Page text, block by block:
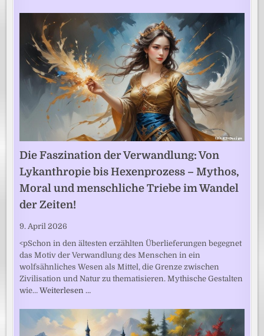
Die Faszination der Verwandlung: Von
Lykanthropie bis Hexenprozess – Mythos,
Moral und menschliche Triebe im Wandel
der Zeiten!
9. April 2026
<pSchon in den ältesten erzählten Überlieferungen begegnet
das Motiv der Verwandlung des Menschen in ein
wolfsähnliches Wesen als Mittel, die Grenze zwischen
Zivilisation und Natur zu thematisieren. Mythische Gestalten
wie…Weiterlesen …